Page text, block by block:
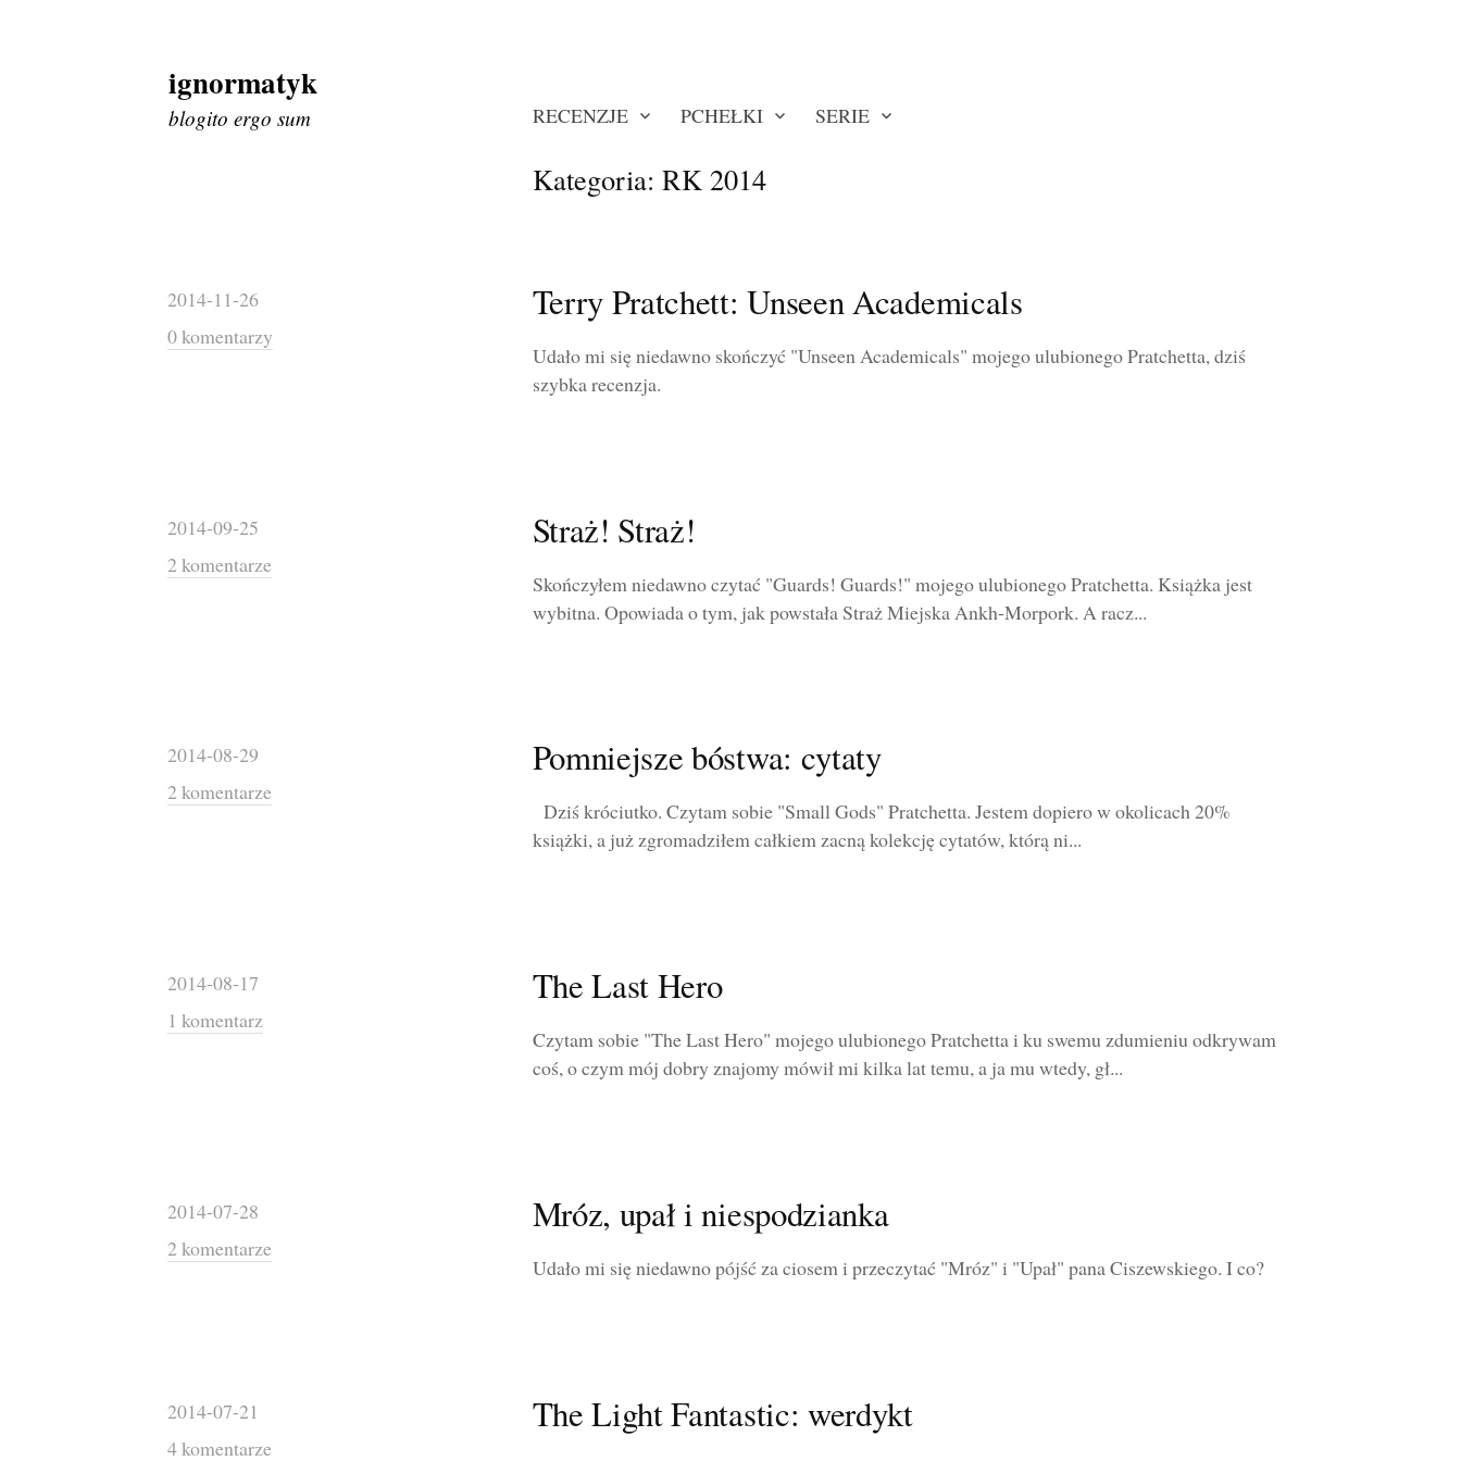
Skip
to
content
ignormatyk
blogito ergo sum RECENZJE PCHEŁKI SERIE
Kategoria: RK 2014
2014-11-26
0 komentarzy
Terry Pratchett: Unseen Academicals
Udało mi się niedawno skończyć "Unseen Academicals" mojego ulubionego Pratchetta, dziś
szybka recenzja.
2014-09-25
2 komentarze
Straż! Straż!
Skończyłem niedawno czytać "Guards! Guards!" mojego ulubionego Pratchetta. Książka jest
wybitna. Opowiada o tym, jak powstała Straż Miejska Ankh-Morpork. A racz...
2014-08-29
2 komentarze
Pomniejsze bóstwa: cytaty
Dziś króciutko. Czytam sobie "Small Gods" Pratchetta. Jestem dopiero w okolicach 20%
książki, a już zgromadziłem całkiem zacną kolekcję cytatów, którą ni...
2014-08-17
1 komentarz
The Last Hero
Czytam sobie "The Last Hero" mojego ulubionego Pratchetta i ku swemu zdumieniu odkrywam
coś, o czym mój dobry znajomy mówił mi kilka lat temu, a ja mu wtedy, gł...
2014-07-28
2 komentarze
Mróz, upał i niespodzianka
Udało mi się niedawno pójść za ciosem i przeczytać "Mróz" i "Upał" pana Ciszewskiego. I co?
2014-07-21
4 komentarze
The Light Fantastic: werdykt